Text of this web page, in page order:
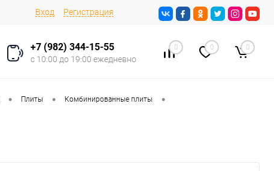
Вход Регистрация
+7 (982) 344-15-55
с 10:00 до 19:00 ежедневно
0 0 0
• Плиты • Комбинированные плиты •